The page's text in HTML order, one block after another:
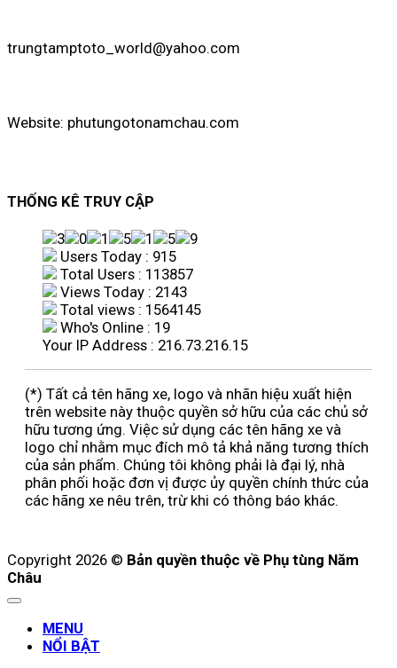
trungtamptoto_world@yahoo.com
Website: phutungotonamchau.com
THỐNG KÊ TRUY CẬP
Users Today : 915
Total Users : 113857
Views Today : 2143
Total views : 1564145
Who's Online : 19
Your IP Address : 216.73.216.15
(*) Tất cả tên hãng xe, logo và nhãn hiệu xuất hiện
trên website này thuộc quyền sở hữu của các chủ sở
hữu tương ứng. Việc sử dụng các tên hãng xe và
logo chỉ nhằm mục đích mô tả khả năng tương thích
của sản phẩm. Chúng tôi không phải là đại lý, nhà
phân phối hoặc đơn vị được ủy quyền chính thức của
các hãng xe nêu trên, trừ khi có thông báo khác.
Copyright 2026 © Bản quyền thuộc về Phụ tùng Năm
Châu
MENU
NỔI BẬT